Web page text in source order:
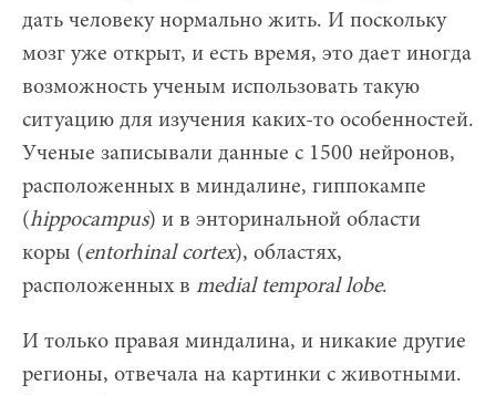
дать человеку нормально жить. И поскольку
мозг уже открыт, и есть время, это дает иногда
возможность ученым использовать такую
ситуацию для изучения каких-то особенностей.
Ученые записывали данные с 1500 нейронов,
расположенных в миндалине, гиппокампе
(hippocampus) и в энторинальной области
коры (entorhinal cortex), областях,
расположенных в medial temporallobe.
И только правая миндалина, и никакие другие
регионы, отвечала на картинки с животными.